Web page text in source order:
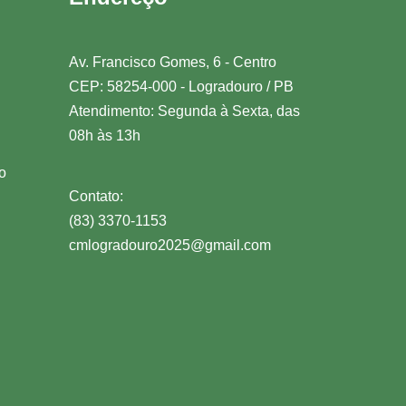
Av. Francisco Gomes, 6 - Centro
CEP: 58254-000 - Logradouro / PB
Atendimento: Segunda à Sexta, das
08h às 13h
Contato:
(83) 3370-1153
cmlogradouro2025@gmail.com